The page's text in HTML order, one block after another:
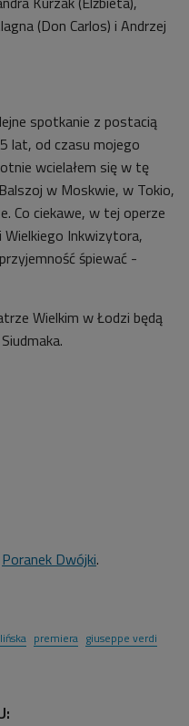
(Don Carlos) i Andrzej
spotkanie z postacią
lat, od czasu mojego
wcielałem się w tę
w Moskwie, w Tokio,
Co ciekawe, w tej operze
Inkwizytora,
śpiewać -
Wielkim w Łodzi będą
Poranek Dwójki.
premiera giuseppe verdi